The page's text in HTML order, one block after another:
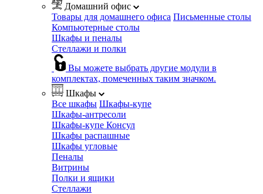
Домашний офис
Товары для домашнего офиса Письменные столы
Компьютерные столы
Шкафы и пеналы
Стеллажи и полки
Вы можете выбрать другие модули в
комплектах, помеченных таким значком.
Шкафы
Все шкафы Шкафы-купе
Шкафы-антресоли
Шкафы-купе Консул
Шкафы распашные
Шкафы угловые
Пеналы
Витрины
Полки и ящики
Стеллажи